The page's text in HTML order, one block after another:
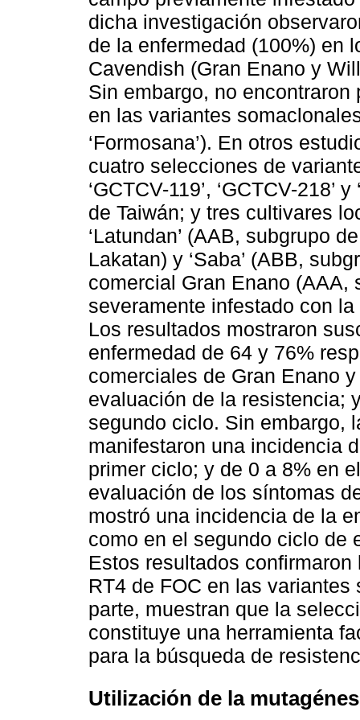
dicha investigación
de la enfermedad (100%) en
Cavendish (Gran Enano y
Sin embargo, no
en las variantes
‘Formosana’). En otros
cuatro selecciones de
‘GCTCV-119’, ‘GCTCV-218’
de Taiwán; y tres cultivares
‘Latundan’ (AAB, subgrupo
Lakatan) y ‘Saba’ (ABB,
comercial Gran Enano (AAA,
severamente infestado con
Los resultados mostraron
enfermedad de 64 y 76%
comerciales de Gran Enano
evaluación de la resistencia;
segundo ciclo. Sin embargo,
manifestaron una incidencia
primer ciclo; y de 0 a 8% en
evaluación de los síntomas
mostró una incidencia de la
como en el segundo ciclo de
Estos resultados
RT4 de FOC en las variantes
parte, muestran que la
constituye una herramienta
para la búsqueda de
Utilización de la